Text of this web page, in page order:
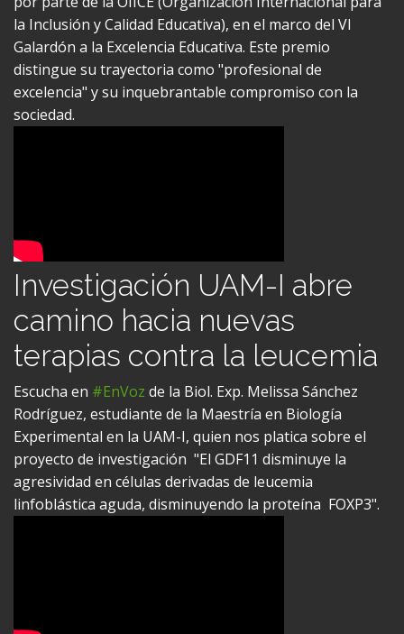
Galardón a la Excelencia Educativa. Este premio
distingue su trayectoria como "profesional de
excelencia" y su inquebrantable compromiso con la
sociedad.
Investigación UAM-I abre
camino hacia nuevas
terapias contra la leucemia
Escucha en#EnVozde la Biol. Exp. Melissa Sánchez
Rodríguez, estudiante de la Maestría en Biología
Experimental en la UAM-I, quien nos platica sobre el
proyecto de investigación "El GDF11 disminuye la
agresividad en células derivadas de leucemia
linfoblástica aguda, disminuyendo la proteína FOXP3".